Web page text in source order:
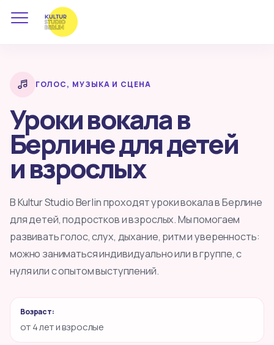
ГОЛОС, МУЗЫКА И СЦЕНА
Уроки вокала в
Берлине для детей
и взрослых
В Kultur Studio Berlin проходят уроки вокала в Берлине
для детей, подростков и взрослых. Мы помогаем
развивать голос, слух, дыхание, ритм и уверенность:
можно заниматься индивидуально или в группе, с
нуля или с опытом выступлений.
Возраст:
от 4 лет и взрослые